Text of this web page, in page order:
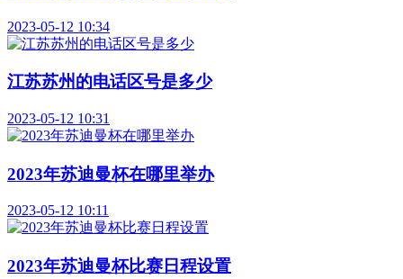
2023-05-12 10:34
江苏苏州的电话区号是多少
2023-05-12 10:31
2023年苏迪曼杯在哪里举办
2023-05-12 10:11
2023年苏迪曼杯比赛日程设置